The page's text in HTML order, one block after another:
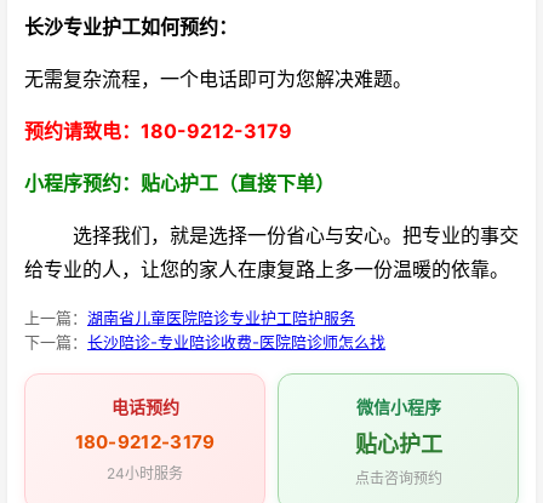
长沙专业护工如何预约：
无需复杂流程，一个电话即可为您解决难题。
预约请致电：180-9212-3179
小程序预约：贴心护工（直接下单）
选择我们，就是选择一份省心与安心。把专业的事交
给专业的人，让您的家人在康复路上多一份温暖的依靠。
上一篇： 湖南省儿童医院陪诊专业护工陪护服务
下一篇： 长沙陪诊-专业陪诊收费-医院陪诊师怎么找
电话预约
180-9212-3179
24小时服务
微信小程序
贴心护工
点击咨询预约